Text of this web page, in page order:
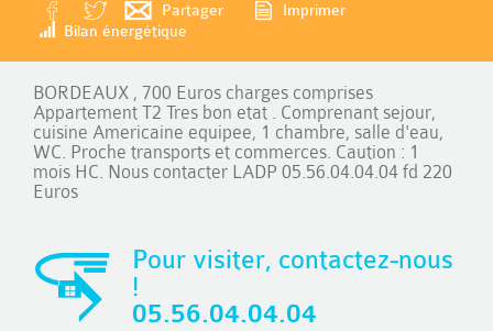
Partager
Imprimer
Bilan énergétique
BORDEAUX , 700 Euros charges comprises
Appartement T2 Tres bon etat . Comprenant sejour,
cuisine Americaine equipee, 1 chambre, salle d'eau,
WC. Proche transports et commerces. Caution : 1
mois HC. Nous contacter LADP 05.56.04.04.04 fd 220
Euros
Pour visiter, contactez-nous
!
05.56.04.04.04